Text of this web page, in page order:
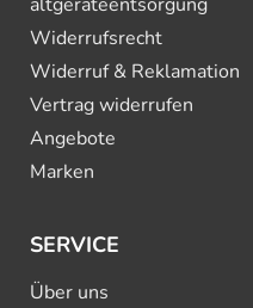
Widerrufsrecht
Widerruf & Reklamation
Vertrag widerrufen
Angebote
Marken
SERVICE
Über uns